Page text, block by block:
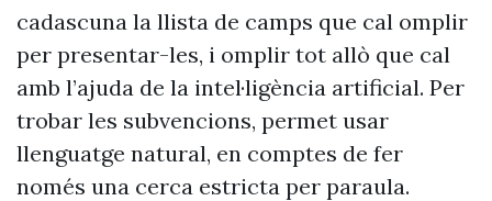
cadascuna la llista de camps que cal omplir
per presentar-les, i omplir tot allò que cal
amb l’ajuda de la intel·ligència artificial. Per
trobar les subvencions, permet usar
llenguatge natural, en comptes de fer
només una cerca estricta per paraula.